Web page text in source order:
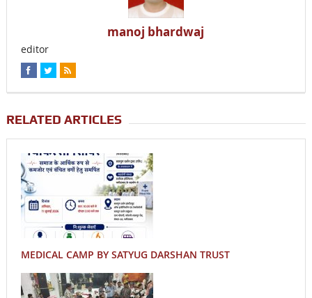
manoj bhardwaj
editor
RELATED ARTICLES
MEDICAL CAMP BY SATYUG DARSHAN TRUST